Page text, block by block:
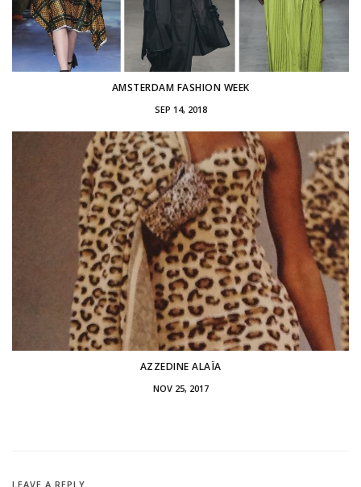
AMSTERDAM FASHION WEEK
SEP 14, 2018
AZZEDINE ALAÏA
NOV 25, 2017
LEAVE A REPLY